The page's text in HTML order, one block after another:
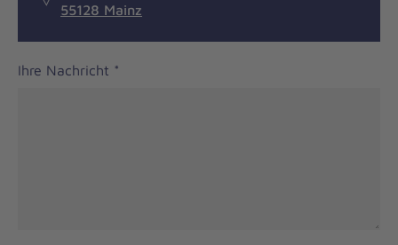
55128 Mainz
Ihre Nachricht *